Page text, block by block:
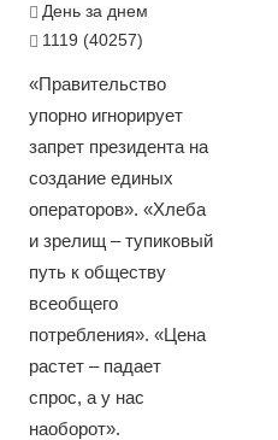
День за днем
1119 (40257)
«Правительство
упорно игнорирует
запрет президента на
создание единых
операторов». «Хлеба
и зрелищ – тупиковый
путь к обществу
всеобщего
потребления». «Цена
растет – падает
спрос, а у нас
наоборот».